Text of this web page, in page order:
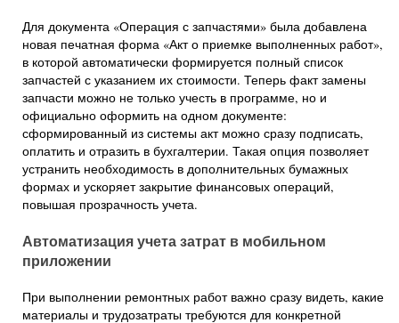
Для документа «Операция с запчастями» была добавлена
новая печатная форма «Акт о приемке выполненных работ»,
в которой автоматически формируется полный список
запчастей с указанием их стоимости. Теперь факт замены
запчасти можно не только учесть в программе, но и
официально оформить на одном документе:
сформированный из системы акт можно сразу подписать,
оплатить и отразить в бухгалтерии. Такая опция позволяет
устранить необходимость в дополнительных бумажных
формах и ускоряет закрытие финансовых операций,
повышая прозрачность учета.
Автоматизация учета затрат в мобильном
приложении
При выполнении ремонтных работ важно сразу видеть, какие
материалы и трудозатраты требуются для конкретной